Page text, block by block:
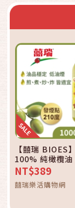
【囍瑞 BIOES
100% 純橄欖
NT$389
囍瑞樂活購物網